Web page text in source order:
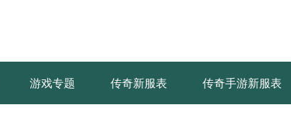
游戏专题 传奇新服表 传奇手游新服表